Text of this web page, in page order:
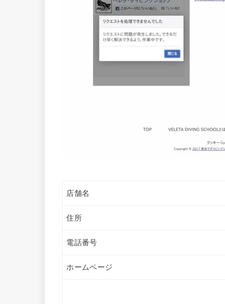
店舗名
住所
電話番号
ホームページ